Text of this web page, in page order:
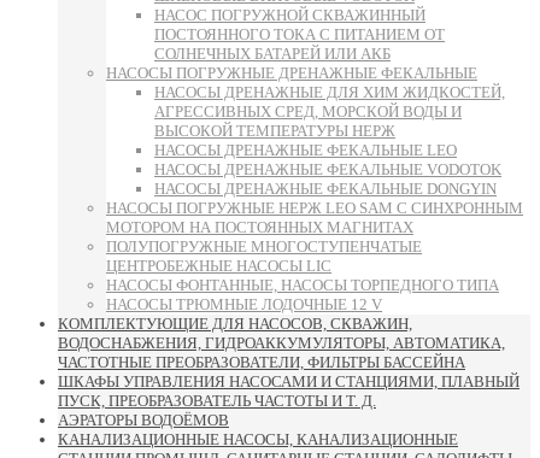
НАСОС ПОГРУЖНОЙ СКВАЖИННЫЙ
ПОСТОЯННОГО ТОКА С ПИТАНИЕМ ОТ
СОЛНЕЧНЫХ БАТАРЕЙ ИЛИ АКБ
НАСОСЫ ПОГРУЖНЫЕ ДРЕНАЖНЫЕ ФЕКАЛЬНЫЕ
НАСОСЫ ДРЕНАЖНЫЕ ДЛЯ ХИМ ЖИДКОСТЕЙ,
АГРЕССИВНЫХ СРЕД, МОРСКОЙ ВОДЫ И
ВЫСОКОЙ ТЕМПЕРАТУРЫ НЕРЖ
НАСОСЫ ДРЕНАЖНЫЕ ФЕКАЛЬНЫЕ LEO
НАСОСЫ ДРЕНАЖНЫЕ ФЕКАЛЬНЫЕ VODOTOK
НАСОСЫ ДРЕНАЖНЫЕ ФЕКАЛЬНЫЕ DONGYIN
НАСОСЫ ПОГРУЖНЫЕ НЕРЖ LEO SAM С СИНХРОННЫМ
МОТОРОМ НА ПОСТОЯННЫХ МАГНИТАХ
ПОЛУПОГРУЖНЫЕ МНОГОСТУПЕНЧАТЫЕ
ЦЕНТРОБЕЖНЫЕ НАСОСЫ LIC
НАСОСЫ ФОНТАННЫЕ, НАСОСЫ ТОРПЕДНОГО ТИПА
НАСОСЫ ТРЮМНЫЕ ЛОДОЧНЫЕ 12 V
КОМПЛЕКТУЮЩИЕ ДЛЯ НАСОСОВ, СКВАЖИН,
ВОДОСНАБЖЕНИЯ, ГИДРОАККУМУЛЯТОРЫ, АВТОМАТИКА,
ЧАСТОТНЫЕ ПРЕОБРАЗОВАТЕЛИ, ФИЛЬТРЫ БАССЕЙНА
ШКАФЫ УПРАВЛЕНИЯ НАСОСАМИ И СТАНЦИЯМИ, ПЛАВНЫЙ
ПУСК, ПРЕОБРАЗОВАТЕЛЬ ЧАСТОТЫ И Т. Д.
АЭРАТОРЫ ВОДОЁМОВ
КАНАЛИЗАЦИОННЫЕ НАСОСЫ, КАНАЛИЗАЦИОННЫЕ